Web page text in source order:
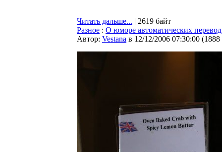
Читать дальше... | 2619 байт
Разное : О юморе автоматических
Автор: Vestana в 12/12/2006 07:30:00 (